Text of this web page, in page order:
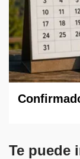
Te puede